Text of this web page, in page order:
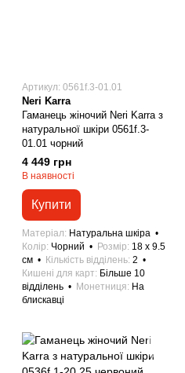
Артикул: 0561f.3-01.01
Neri Karra
Гаманець жіночий Neri Karra з
натуральної шкіри 0561f.3-
01.01 чорний
4 449 грн
В наявності
Купити
Матеріал
Натуральна шкіра
Колір Чорний Розмір 18 x 9.5
см
Кількість відділень 2
Кишені для карт
Більше 10
відділень
Монетниця
На
блискавці